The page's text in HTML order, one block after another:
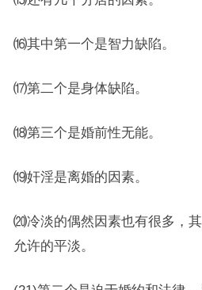
⒃其中第一个是智力缺陷。
⒄第二个是身体缺陷。
⒅第三个是婚前性无能。
⒆奸淫是离婚的因素。
⒇冷淡的偶然因素也有很多，
允许的平淡。